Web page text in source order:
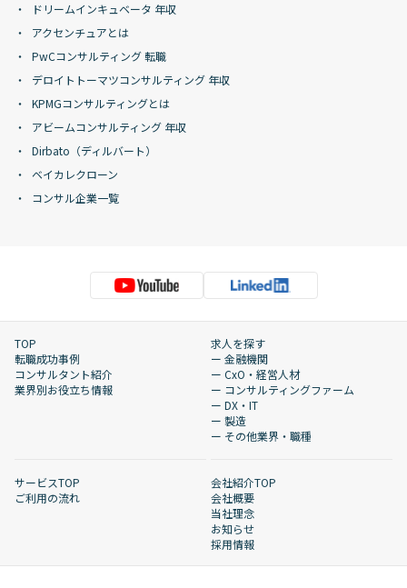
ドリームインキュベータ 年収
アクセンチュアとは
PwCコンサルティング 転職
デロイトトーマツコンサルティング 年収
KPMGコンサルティングとは
アビームコンサルティング 年収
Dirbato（ディルバート）
ベイカレクローン
コンサル企業一覧
TOP
転職成功事例
コンサルタント紹介
業界別お役立ち情報
求人を探す
ー 金融機関
ー CxO・経営人材
ー コンサルティングファーム
ー DX・IT
ー 製造
ー その他業界・職種
サービスTOP
ご利用の流れ
会社紹介TOP
会社概要
当社理念
お知らせ
採用情報